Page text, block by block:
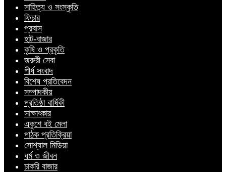
সাহিত্য ও সংস্কৃতি
ফিচার
প্রবাস
হাট-বাজার
কৃষি ও প্রকৃতি
জরুরী সেবা
শীর্ষ সংবাদ
বিশেষ প্রতিবেদন
সম্পাদকীয়
প্রতিষ্ঠা বার্ষিকী
সাক্ষাৎকার
একুশে বই মেলা
পাঠক প্রতিক্রিয়া
সোশ্যাল মিডিয়া
ধর্ম ও জীবন
চাকরি বাজার